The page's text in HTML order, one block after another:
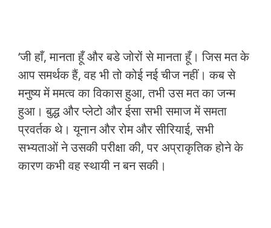
‘जी हाँ, मानता हूँ और बडे जोरों से मानता हूँ। जिस मत के
आप समर्थक हैं, वह भी तो कोई नई चीज नहीं। कब से
मनुष्य में ममत्व का विकास हुआ, तभी उस मत का जन्म
हुआ। बुद्ध और प्लेटो और ईसा सभी समाज में समता
प्रवर्तक थे। यूनान और रोम और सीरियाई, सभी
सभ्यताओं ने उसकी परीक्षा की, पर अप्राकृतिक होने के
कारण कभी वह स्थायी न बन सकी।